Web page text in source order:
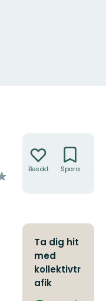
Besökt Spara
Ta dig hit
med
kollektivtr
afik